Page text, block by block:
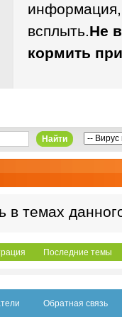
всплыть.Не
кормить
Найти
в темах
Последние темы
Обратная связь